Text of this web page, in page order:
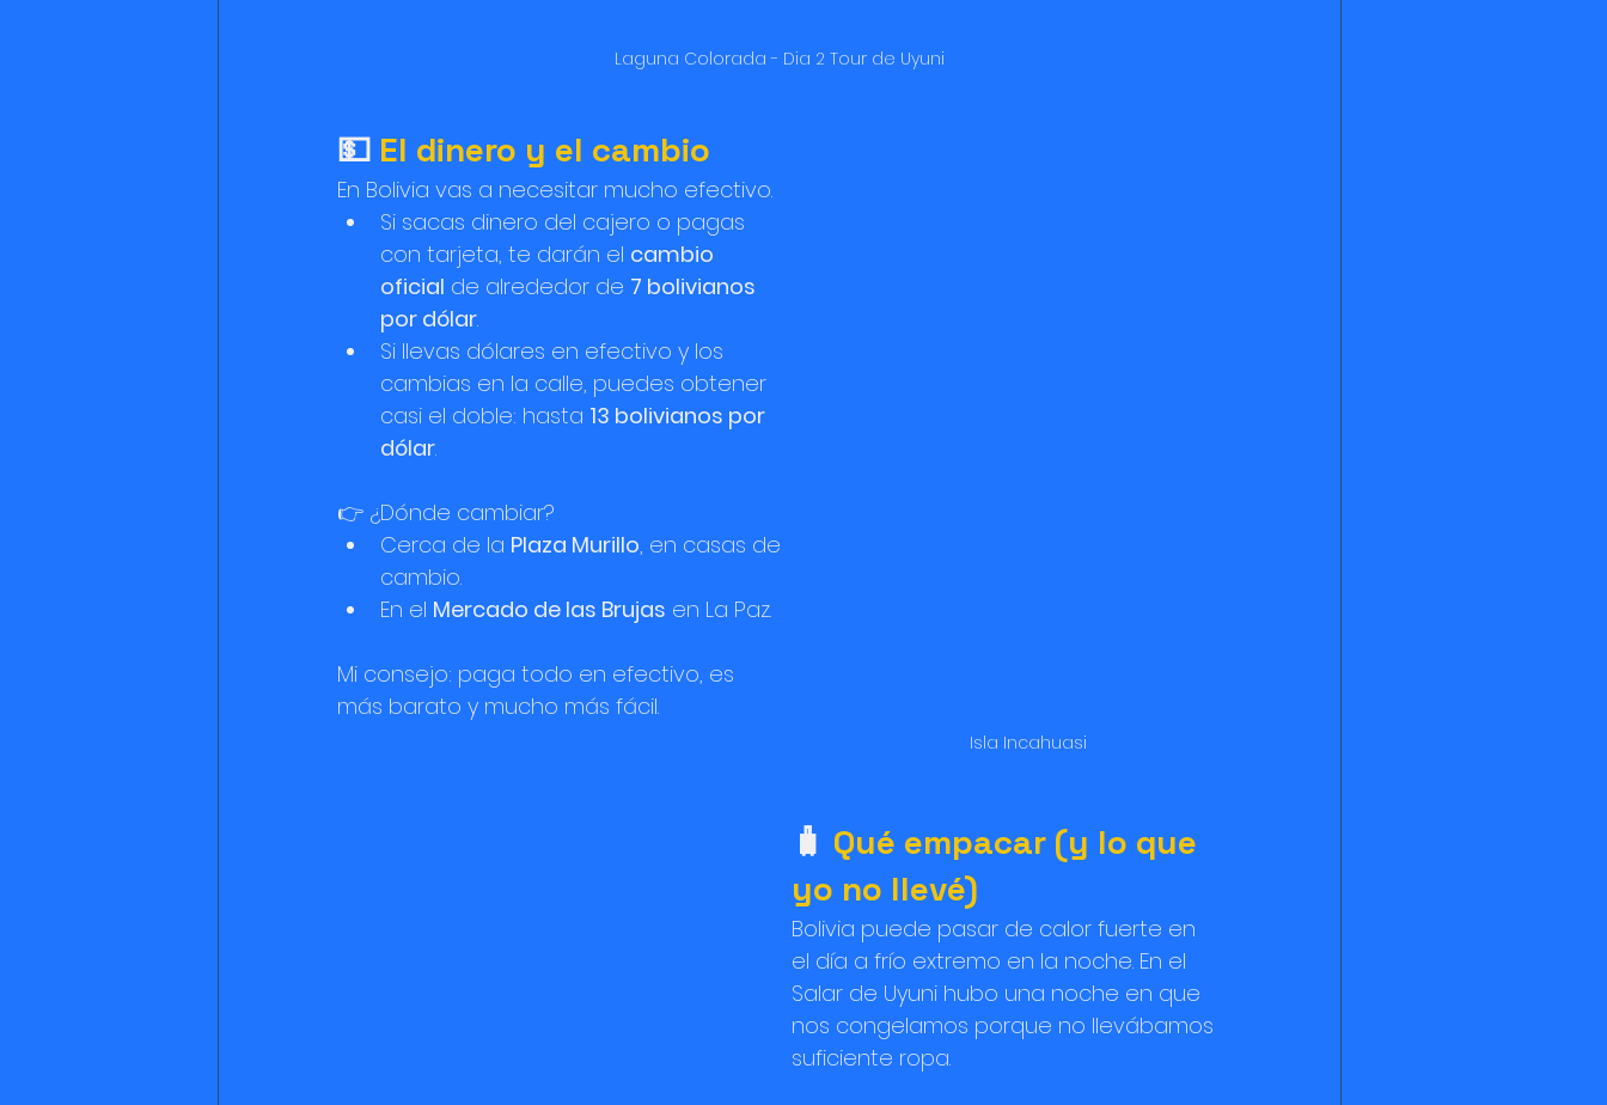
Laguna Colorada - Dia 2 Tour de Uyuni
Isla Incahuasi
💵 El dinero y el cambio
En Bolivia vas a necesitar mucho efectivo.
Si sacas dinero del cajero o pagas
con tarjeta, te darán el cambio
oficial de alrededor de 7 bolivianos
por dólar.
Si llevas dólares en efectivo y los
cambias en la calle, puedes obtener
casi el doble: hasta 13 bolivianos por
dólar.
👉 ¿Dónde cambiar?
Cerca de la Plaza Murillo, en casas de
cambio.
En el Mercado de las Brujas en La Paz.
Mi consejo: paga todo en efectivo, es
más barato y mucho más fácil.
🧳 Qué empacar (y lo que
yo no llevé)
Bolivia puede pasar de calor fuerte en
el día a frío extremo en la noche. En el
Salar de Uyuni hubo una noche en que
nos congelamos porque no llevábamos
suficiente ropa.